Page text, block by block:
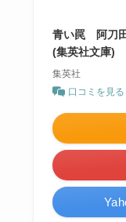
青い罠 阿刀
(集英社文庫)
集英社
口コミを見る